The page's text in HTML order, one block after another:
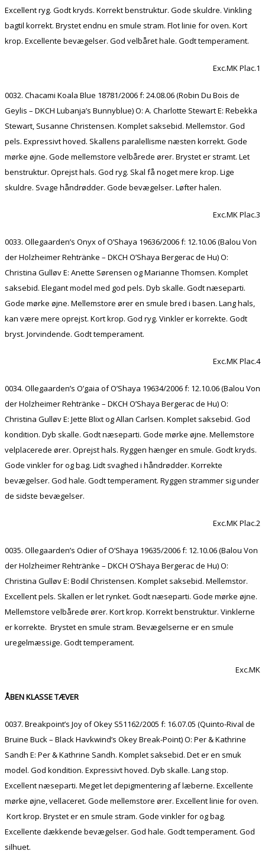
Excellent ryg. Godt kryds. Korrekt benstruktur. Gode skuldre. Vinkling
bagtil korrekt. Brystet endnu en smule stram. Flot linie for oven. Kort
krop. Excellente bevægelser. God velbåret hale. Godt temperament.
Exc.MK Plac.1
0032. Chacami Koala Blue 18781/2006 f: 24.08.06 (Robin Du Bois de
Geylis – DKCH Lubanja’s Bunnyblue) O: A. Charlotte Stewart E: Rebekka
Stewart, Susanne Christensen. Komplet saksebid. Mellemstor. God
pels. Expressivt hoved. Skallens paralellisme næsten korrekt. Gode
mørke øjne. Gode mellemstore velbårede ører. Brystet er stramt. Let
benstruktur. Oprejst hals. God ryg. Skal få noget mere krop. Lige
skuldre. Svage håndrødder. Gode bevægelser. Løfter halen.
Exc.MK Plac.3
0033. Ollegaarden’s Onyx of O’Shaya 19636/2006 f: 12.10.06 (Balou Von
der Holzheimer Rehtränke – DKCH O’Shaya Bergerac de Hu) O:
Christina Gulløv E: Anette Sørensen og Marianne Thomsen. Komplet
saksebid. Elegant model med god pels. Dyb skalle. Godt næseparti.
Gode mørke øjne. Mellemstore ører en smule bred i basen. Lang hals,
kan være mere oprejst. Kort krop. God ryg. Vinkler er korrekte. Godt
bryst. Jorvindende. Godt temperament.
Exc.MK Plac.4
0034. Ollegaarden’s O’gaia of O’Shaya 19634/2006 f: 12.10.06 (Balou Von
der Holzheimer Rehtränke – DKCH O’Shaya Bergerac de Hu) O:
Christina Gulløv E: Jette Blixt og Allan Carlsen. Komplet saksebid. God
kondition. Dyb skalle. Godt næseparti. Gode mørke øjne. Mellemstore
velplacerede ører. Oprejst hals. Ryggen hænger en smule. Godt kryds.
Gode vinkler for og bag. Lidt svaghed i håndrødder. Korrekte
bevægelser. God hale. Godt temperament. Ryggen strammer sig under
de sidste bevægelser.
Exc.MK Plac.2
0035. Ollegaarden’s Odier of O’Shaya 19635/2006 f: 12.10.06 (Balou Von
der Holzheimer Rehtränke – DKCH O’Shaya Bergerac de Hu) O:
Christina Gulløv E: Bodil Christensen. Komplet saksebid. Mellemstor.
Excellent pels. Skallen er let rynket. Godt næseparti. Gode mørke øjne.
Mellemstore velbårede ører. Kort krop. Korrekt benstruktur. Vinklerne
er korrekte. Brystet en smule stram. Bevægelserne er en smule
uregelmæssige. Godt temperament.
Exc.MK
ÅBEN KLASSE TÆVER
0037. Breakpoint’s Joy of Okey S51162/2005 f: 16.07.05 (Quinto-Rival de
Bruine Buck – Black Havkwind’s Okey Break-Point) O: Per & Kathrine
Sandh E: Per & Kathrine Sandh. Komplet saksebid. Det er en smuk
model. God kondition. Expressivt hoved. Dyb skalle. Lang stop.
Excellent næseparti. Meget let depigmentering af læberne. Excellente
mørke øjne, vellaceret. Gode mellemstore ører. Excellent linie for oven.
Kort krop. Brystet er en smule stram. Gode vinkler for og bag.
Excellente dækkende bevægelser. God hale. Godt temperament. God
silhuet.